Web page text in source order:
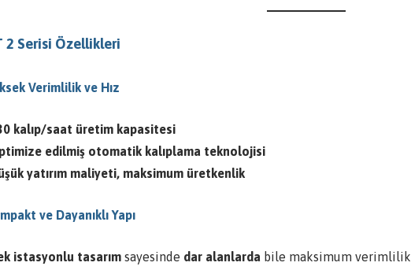
2 Serisi Özellikleri
Verimlilik ve Hız
kalıp/saat üretim kapasitesi
edilmiş otomatik kalıplama teknolojisi
yatırım maliyeti, maksimum üretkenlik
ve Dayanıklı Yapı
istasyonlu tasarım sayesinde dar alanlarda bile maksimum verimlilik